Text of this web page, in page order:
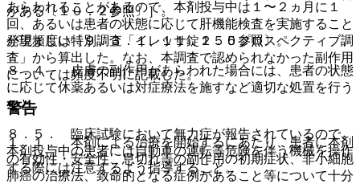
あらわれることがあるので、本剤投与中は１〜２ヵ月に１
回、あるいは患者の状態に応じて肝機能検査を実施すること
が望ましい〔９．３．１、１１．１．５参照〕。
８．４． 皮膚の副作用があらわれた場合には、患者の状態
に応じて休薬あるいは対症療法を施すなど適切な処置を行う
こと。
８．５． 臨床試験において無力症が報告されているので、
本剤投与中の患者には自動車の運転等危険を伴う機械を操作
する際には注意するよう指導すること。
がある〔１０．２参照〕］。
発現頻度は特別調査「イレッサ錠２５０プロスペクティブ調
査」から算出した。なお、本調査で認められなかった副作用
については頻度不明に記載した。
警告
１．１． 本剤による治療を開始するにあたり、患者に本剤
の有効性・安全性、息切れ等の副作用の初期症状、非小細胞
肺癌の治療法、致命的となる症例があること等について十分